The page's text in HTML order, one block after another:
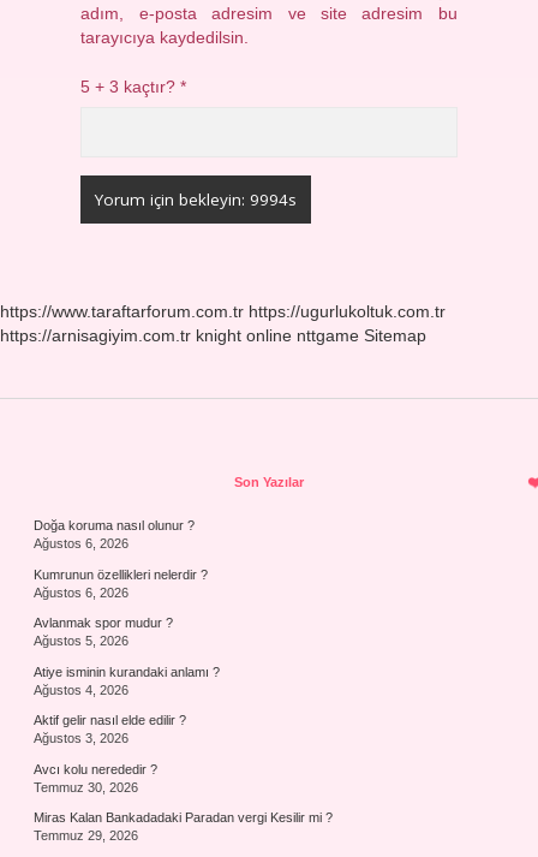
adım, e-posta adresim ve site adresim bu
tarayıcıya kaydedilsin.
5 + 3 kaçtır?*
https://www.taraftarforum.com.tr https://ugurlukoltuk.com.tr
https://arnisagiyim.com.tr knight online nttgame Sitemap
Son Yazılar
Doğa koruma nasıl olunur ?
Ağustos 6, 2026
Kumrunun özellikleri nelerdir ?
Ağustos 6, 2026
Avlanmak spor mudur ?
Ağustos 5, 2026
Atiye isminin kurandaki anlamı ?
Ağustos 4, 2026
Aktif gelir nasıl elde edilir ?
Ağustos 3, 2026
Avcı kolu nerededir ?
Temmuz 30, 2026
Miras Kalan Bankadadaki Paradan vergi Kesilir mi ?
Temmuz 29, 2026